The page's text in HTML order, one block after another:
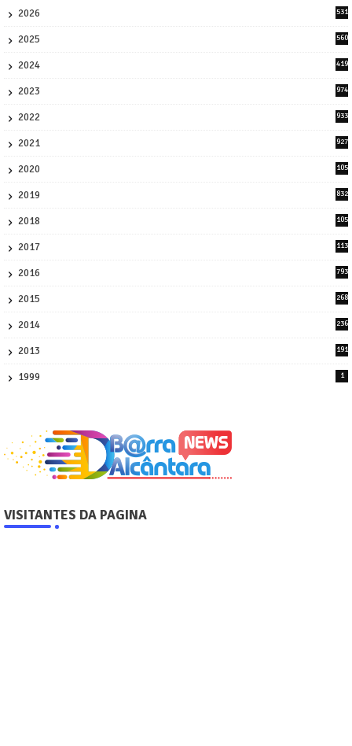
2026
531
2025
560
2024
419
2023
974
2022
933
2021
927
2020
105
2019
832
2018
105
2017
113
2016
793
2015
268
2014
236
2013
191
1999 1
VISITANTES DA PAGINA